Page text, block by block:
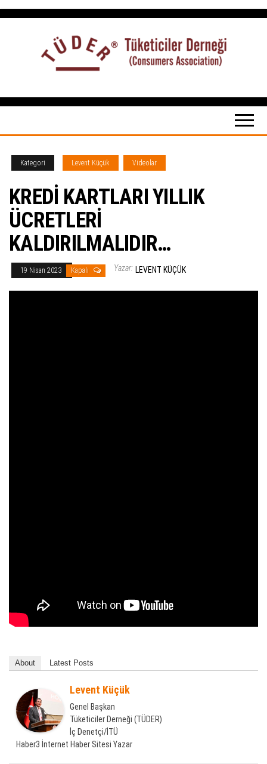
İçeriğe
Tüketiciler
tuketicilerdernegi.org.tr
Kategori Levent Küçük Videolar
KREDİ KARTLARI YILLIK
ÜCRETLERİ
KALDIRILMALIDIR…
19 Nisan 2023 Kapalı Yazar: LEVENT KÜÇÜK
About Latest Posts
Levent Küçük
Genel Başkan
Tüketiciler Derneği (TÜDER)
İç Denetçi/İTÜ
Haber3 İnternet Haber Sitesi Yazar